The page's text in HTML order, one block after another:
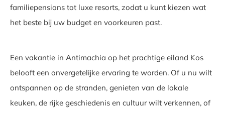
familiepensions tot luxe resorts, zodat u kunt kiezen wat
het beste bij uw budget en voorkeuren past.
Een vakantie in Antimachia op het prachtige eiland Kos
belooft een onvergetelijke ervaring te worden. Of u nu wilt
ontspannen op de stranden, genieten van de lokale
keuken, de rijke geschiedenis en cultuur wilt verkennen, of